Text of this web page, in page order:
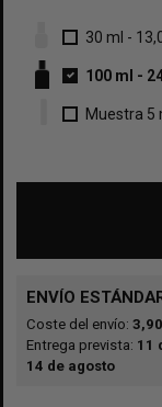
30 ml -
100 ml -
Muestra 5
ENVÍO
Coste del envío:
Entrega prevista: 11
14 de agosto